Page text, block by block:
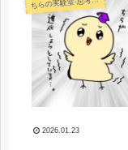
2026.01.23